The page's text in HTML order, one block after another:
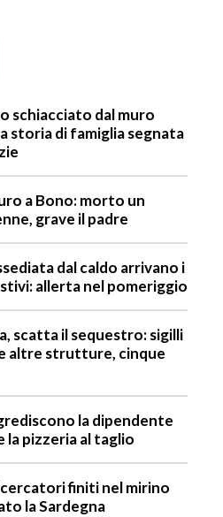
schiacciato dal muro
storia di famiglia segnata
a Bono: morto un
grave il padre
dal caldo arrivano i
allerta nel pomeriggio
scatta il sequestro: sigilli
altre strutture, cinque
la dipendente
la pizzeria al taglio
finiti nel mirino
la Sardegna